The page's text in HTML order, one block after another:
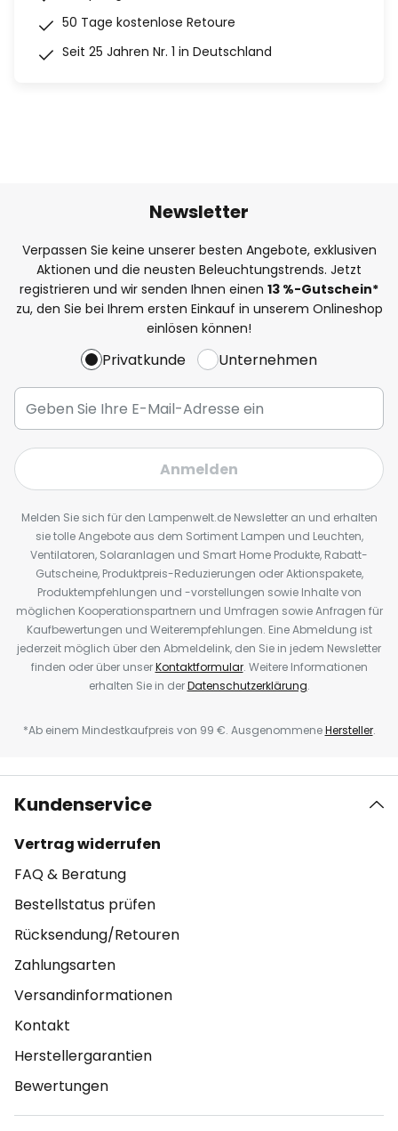
50 Tage kostenlose Retoure
Seit 25 Jahren Nr. 1 in Deutschland
Newsletter
Verpassen Sie keine unserer besten Angebote, exklusiven
Aktionen und die neusten Beleuchtungstrends. Jetzt
registrieren und wir senden Ihnen einen 13 %-Gutschein*
zu, den Sie bei Ihrem ersten Einkauf in unserem Onlineshop
einlösen können!
Privatkunde Unternehmen
Anmelden
Melden Sie sich für den Lampenwelt.de Newsletter an und erhalten
sie tolle Angebote aus dem Sortiment Lampen und Leuchten,
Ventilatoren, Solaranlagen und Smart Home Produkte, Rabatt-
Gutscheine, Produktpreis-Reduzierungen oder Aktionspakete,
Produktempfehlungen und -vorstellungen sowie Inhalte von
möglichen Kooperationspartnern und Umfragen sowie Anfragen für
Kaufbewertungen und Weiterempfehlungen. Eine Abmeldung ist
jederzeit möglich über den Abmeldelink, den Sie in jedem Newsletter
finden oder über unserKontaktformular. Weitere Informationen
erhalten Sie in derDatenschutzerklärung.
*Ab einem Mindestkaufpreis von 99 €. AusgenommeneHersteller.
Kundenservice
Vertrag widerrufen
FAQ & Beratung
Bestellstatus prüfen
Rücksendung/Retouren
Zahlungsarten
Versandinformationen
Kontakt
Herstellergarantien
Bewertungen